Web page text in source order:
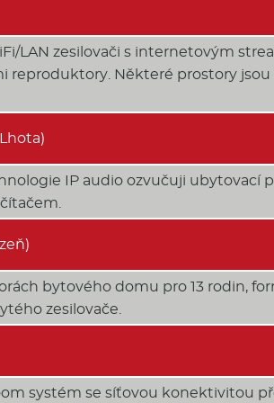
LAN zesilovači s internetovým
reproduktory. Některé prostory
IP audio ozvučuji ubytovací
bytového domu pro 13 rodin,
zesilovače.
systém se síťovou konektivitou